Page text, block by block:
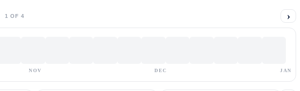
1 OF 4 ›
NOV DEC JAN